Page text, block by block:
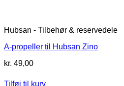
Hubsan - Tilbehør & reservedele
A-propeller til Hubsan Zino
kr. 49,00
Tilføj til kurv